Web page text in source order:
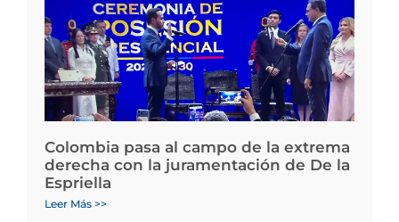
Colombia pasa al campo de la extrema
derecha con la juramentación de De la
Espriella
Leer Más >>